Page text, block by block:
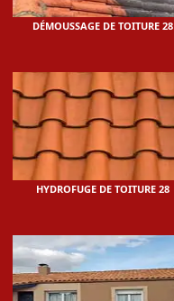
DÉMOUSSAGE DE TOITURE 28
HYDROFUGE DE TOITURE 28